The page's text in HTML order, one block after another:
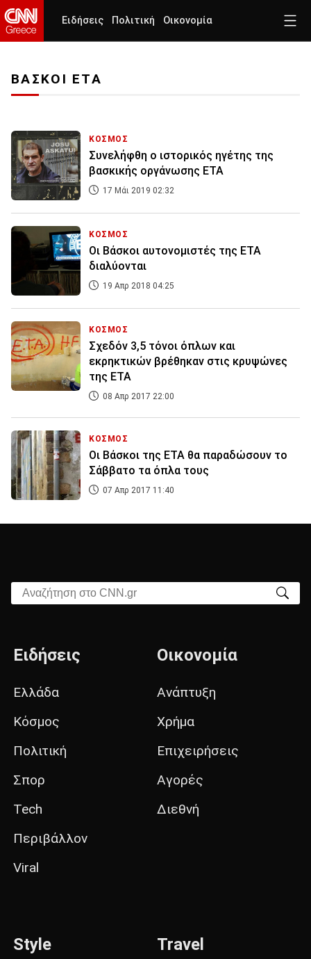
Ειδήσεις Πολιτική Οικονομία
ΒΑΣΚΟΙ ΕΤΑ
ΚΟΣΜΟΣ
Συνελήφθη ο ιστορικός ηγέτης της
βασκικής οργάνωσης ETA
17 Μάι 2019 02:32
ΚΟΣΜΟΣ
Οι Βάσκοι αυτονομιστές της ΕΤΑ
διαλύονται
19 Απρ 2018 04:25
ΚΟΣΜΟΣ
Σχεδόν 3,5 τόνοι όπλων και
εκρηκτικών βρέθηκαν στις κρυψώνες
της ΕΤΑ
08 Απρ 2017 22:00
ΚΟΣΜΟΣ
Οι Βάσκοι της ΕΤΑ θα παραδώσουν το
Σάββατο τα όπλα τους
07 Απρ 2017 11:40
Αναζήτηση στο CNN.gr
Ειδήσεις
Ελλάδα
Κόσμος
Πολιτική
Σπορ
Tech
Περιβάλλον
Viral
Οικονομία
Ανάπτυξη
Χρήμα
Επιχειρήσεις
Αγορές
Διεθνή
Style Travel